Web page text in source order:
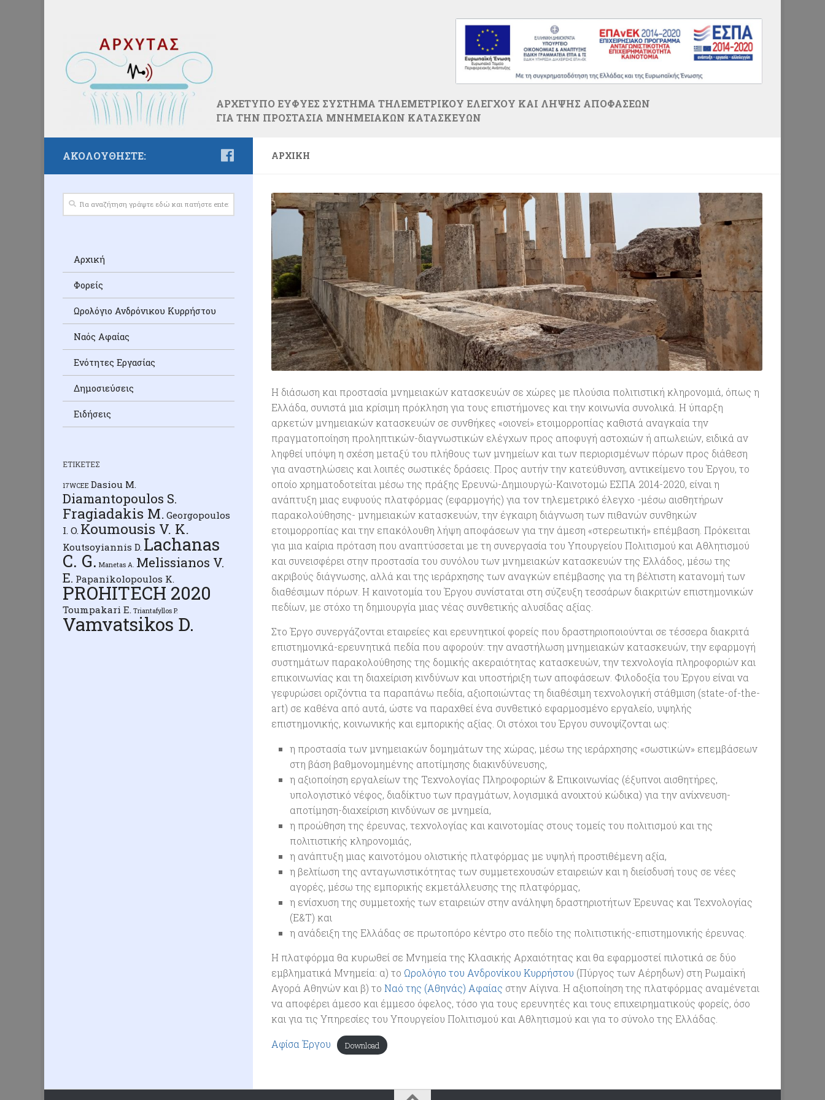
ΑΡΧΕΤΥΠΟ ΕΥΦΥΕΣ ΣΥΣΤΗΜΑ ΤΗΛΕΜΕΤΡΙΚΟΥ ΕΛΕΓΧΟΥ ΚΑΙ ΛΗΨΗΣ ΑΠΟΦΑΣΕΩΝ
ΓΙΑ ΤΗΝ ΠΡΟΣΤΑΣΙΑ ΜΝΗΜΕΙΑΚΩΝ ΚΑΤΑΣΚΕΥΩΝ
ΑΡΧΙΚΗ
Η διάσωση και προστασία μνημειακών κατασκευών σε χώρες με πλούσια πολιτιστική κληρονομιά, όπως η
Ελλάδα, συνιστά μια κρίσιμη πρόκληση για τους επιστήμονες και την κοινωνία συνολικά. Η ύπαρξη
αρκετών μνημειακών κατασκευών σε συνθήκες «οιονεί» ετοιμορροπίας καθιστά αναγκαία την
πραγματοποίηση προληπτικών-διαγνωστικών ελέγχων προς αποφυγή αστοχιών ή απωλειών, ειδικά αν
ληφθεί υπόψη η σχέση μεταξύ του πλήθους των μνημείων και των περιορισμένων πόρων προς διάθεση
για αναστηλώσεις και λοιπές σωστικές δράσεις. Προς αυτήν την κατεύθυνση, αντικείμενο του Έργου, το
οποίο χρηματοδοτείται μέσω της πράξης Ερευνώ-Δημιουργώ-Καινοτομώ ΕΣΠΑ 2014-2020, είναι η
ανάπτυξη μιας ευφυούς πλατφόρμας (εφαρμογής) για τον τηλεμετρικό έλεγχο -μέσω αισθητήρων
παρακολούθησης- μνημειακών κατασκευών, την έγκαιρη διάγνωση των πιθανών συνθηκών
ετοιμορροπίας και την επακόλουθη λήψη αποφάσεων για την άμεση «στερεωτική» επέμβαση. Πρόκειται
για μια καίρια πρόταση που αναπτύσσεται με τη συνεργασία του Υπουργείου Πολιτισμού και Αθλητισμού
και συνεισφέρει στην προστασία του συνόλου των μνημειακών κατασκευών της Ελλάδος, μέσω της
ακριβούς διάγνωσης, αλλά και της ιεράρχησης των αναγκών επέμβασης για τη βέλτιστη κατανομή των
διαθέσιμων πόρων. Η καινοτομία του Έργου συνίσταται στη σύζευξη τεσσάρων διακριτών επιστημονικών
πεδίων, με στόχο τη δημιουργία μιας νέας συνθετικής αλυσίδας αξίας.
Στο Έργο συνεργάζονται εταιρείες και ερευνητικοί φορείς που δραστηριοποιούνται σε τέσσερα διακριτά
επιστημονικά-ερευνητικά πεδία που αφορούν: την αναστήλωση μνημειακών κατασκευών, την εφαρμογή
συστημάτων παρακολούθησης της δομικής ακεραιότητας κατασκευών, την τεχνολογία πληροφοριών και
επικοινωνίας και τη διαχείριση κινδύνων και υποστήριξη των αποφάσεων. Φιλοδοξία του Έργου είναι να
γεφυρώσει οριζόντια τα παραπάνω πεδία, αξιοποιώντας τη διαθέσιμη τεχνολογική στάθμιση (state-of-the-
art) σε καθένα από αυτά, ώστε να παραχθεί ένα συνθετικό εφαρμοσμένο εργαλείο, υψηλής
επιστημονικής, κοινωνικής και εμπορικής αξίας. Οι στόχοι του Έργου συνοψίζονται ως:
η προστασία των μνημειακών δομημάτων της χώρας, μέσω της ιεράρχησης «σωστικών» επεμβάσεων
στη βάση βαθμονομημένης αποτίμησης διακινδύνευσης,
η αξιοποίηση εργαλείων της Τεχνολογίας Πληροφοριών & Επικοινωνίας (έξυπνοι αισθητήρες,
υπολογιστικό νέφος, διαδίκτυο των πραγμάτων, λογισμικά ανοιχτού κώδικα) για την ανίχνευση-
αποτίμηση-διαχείριση κινδύνων σε μνημεία,
η προώθηση της έρευνας, τεχνολογίας και καινοτομίας στους τομείς του πολιτισμού και της
πολιτιστικής κληρονομιάς,
η ανάπτυξη μιας καινοτόμου ολιστικής πλατφόρμας με υψηλή προστιθέμενη αξία,
η βελτίωση της ανταγωνιστικότητας των συμμετεχουσών εταιρειών και η διείσδυσή τους σε νέες
αγορές, μέσω της εμπορικής εκμετάλλευσης της πλατφόρμας,
η ενίσχυση της συμμετοχής των εταιρειών στην ανάληψη δραστηριοτήτων Έρευνας και Τεχνολογίας
(Ε&Τ) και
η ανάδειξη της Ελλάδας σε πρωτοπόρο κέντρο στο πεδίο της πολιτιστικής-επιστημονικής έρευνας.
Η πλατφόρμα θα κυρωθεί σε Μνημεία της Κλασικής Αρχαιότητας και θα εφαρμοστεί πιλοτικά σε δύο
εμβληματικά Μνημεία: α) το Ωρολόγιο του Ανδρονίκου Κυρρήστου (Πύργος των Αέρηδων) στη Ρωμαϊκή
Αγορά Αθηνών και β) το Ναό της (Αθηνάς) Αφαίας στην Αίγινα. Η αξιοποίηση της πλατφόρμας αναμένεται
να αποφέρει άμεσο και έμμεσο όφελος, τόσο για τους ερευνητές και τους επιχειρηματικούς φορείς, όσο
και για τις Υπηρεσίες του Υπουργείου Πολιτισμού και Αθλητισμού και για το σύνολο της Ελλάδας.
Αφίσα Έργου
Download
ΑΚΟΛΟΥΘΉΣΤΕ:
Αρχική
Φορείς
Ωρολόγιο Ανδρόνικου Κυρρήστου
Ναός Αφαίας
Ενότητες Εργασίας
Δημοσιεύσεις
Ειδήσεις
ΕΤΙΚΈΤΕΣ
17WCEE Dasiou M.
Diamantopoulos S.
Fragiadakis M. Georgopoulos
I. O. Koumousis V. K.
Koutsoyiannis D. Lachanas
C. G. Manetas A. Melissianos V.
E. Papanikolopoulos K.
PROHITECH 2020
Toumpakari E. Triantafyllos P.
Vamvatsikos D.